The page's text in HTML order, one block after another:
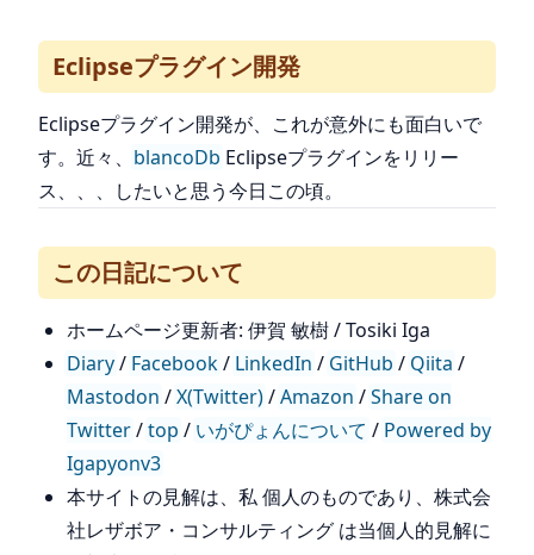
Eclipseプラグイン開発
Eclipseプラグイン開発が、これが意外にも面白いで
す。近々、 blancoDb Eclipseプラグインをリリー
ス、、、したいと思う今日この頃。
この日記について
ホームページ更新者: 伊賀 敏樹 / Tosiki Iga
Diary/ Facebook/ LinkedIn / GitHub / Qiita /
Mastodon /X(Twitter)/Amazon /Share on
Twitter/top / いがぴょんについて / Powered by
Igapyonv3
本サイトの見解は、私 個人のものであり、株式会
社レザボア・コンサルティング は当個人的見解に